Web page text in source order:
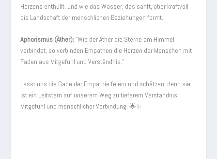
Herzens enthüllt, und wie das Wasser, das sanft, aber kraftvoll
die Landschaft der menschlichen Beziehungen formt.
Aphorismus (Äther): “Wie der Äther die Sterne am Himmel
verbindet, so verbinden Empathen die Herzen der Menschen mit
Fäden aus Mitgefühl und Verständnis.”
Lasst uns die Gabe der Empathie feiern und schätzen, denn sie
ist ein Leitstern auf unserem Weg zu tieferem Verständnis,
Mitgefühl und menschlicher Verbindung. 🌟✨